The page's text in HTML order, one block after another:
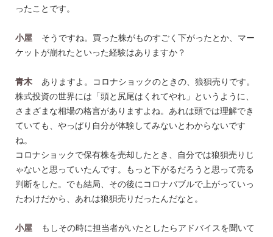
ったことです。
小屋
そうですね。買った株がものすごく下がったとか、マー
ケットが崩れたといった経験はありますか？
青木
ありますよ。コロナショックのときの、狼狽売りです。
株式投資の世界には「頭と尻尾はくれてやれ」というように、
さまざまな相場の格言がありますよね。あれは頭では理解でき
ていても、やっぱり自分が体験してみないとわからないです
ね。
コロナショックで保有株を売却したとき、自分では狼狽売りじ
ゃないと思っていたんです。もっと下がるだろうと思って売る
判断をした。でも結局、その後にコロナバブルで上がっていっ
たわけだから、あれは狼狽売りだったんだなと。
小屋
もしその時に担当者がいたとしたらアドバイスを聞いて